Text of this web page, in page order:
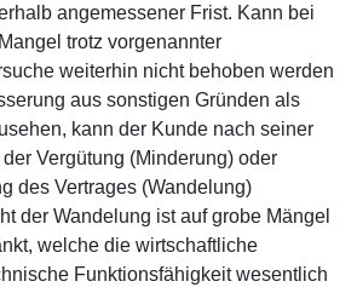
angemessener Frist. Kann bei
trotz vorgenannter
weiterhin nicht behoben werden
aus sonstigen Gründen als
kann der Kunde nach seiner
Vergütung (Minderung) oder
des Vertrages (Wandelung)
der Wandelung ist auf grobe Mängel
welche die wirtschaftliche
Funktionsfähigkeit wesentlich